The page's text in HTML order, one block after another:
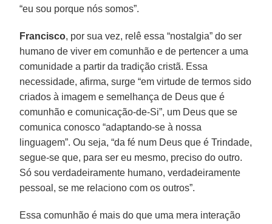
“eu sou porque nós somos”.
Francisco, por sua vez, relê essa “nostalgia” do ser
humano de viver em comunhão e de pertencer a uma
comunidade a partir da tradição cristã. Essa
necessidade, afirma, surge “em virtude de termos sido
criados à imagem e semelhança de Deus que é
comunhão e comunicação-de-Si”, um Deus que se
comunica conosco “adaptando-se à nossa
linguagem”. Ou seja, “da fé num Deus que é Trindade,
segue-se que, para ser eu mesmo, preciso do outro.
Só sou verdadeiramente humano, verdadeiramente
pessoal, se me relaciono com os outros”.
Essa comunhão é mais do que uma mera interação